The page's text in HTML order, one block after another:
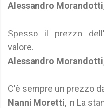
Alessandro Morandotti
Spesso il prezzo
valore.
Alessandro Morandotti
C'è sempre un prezzo
Nanni Moretti, in La